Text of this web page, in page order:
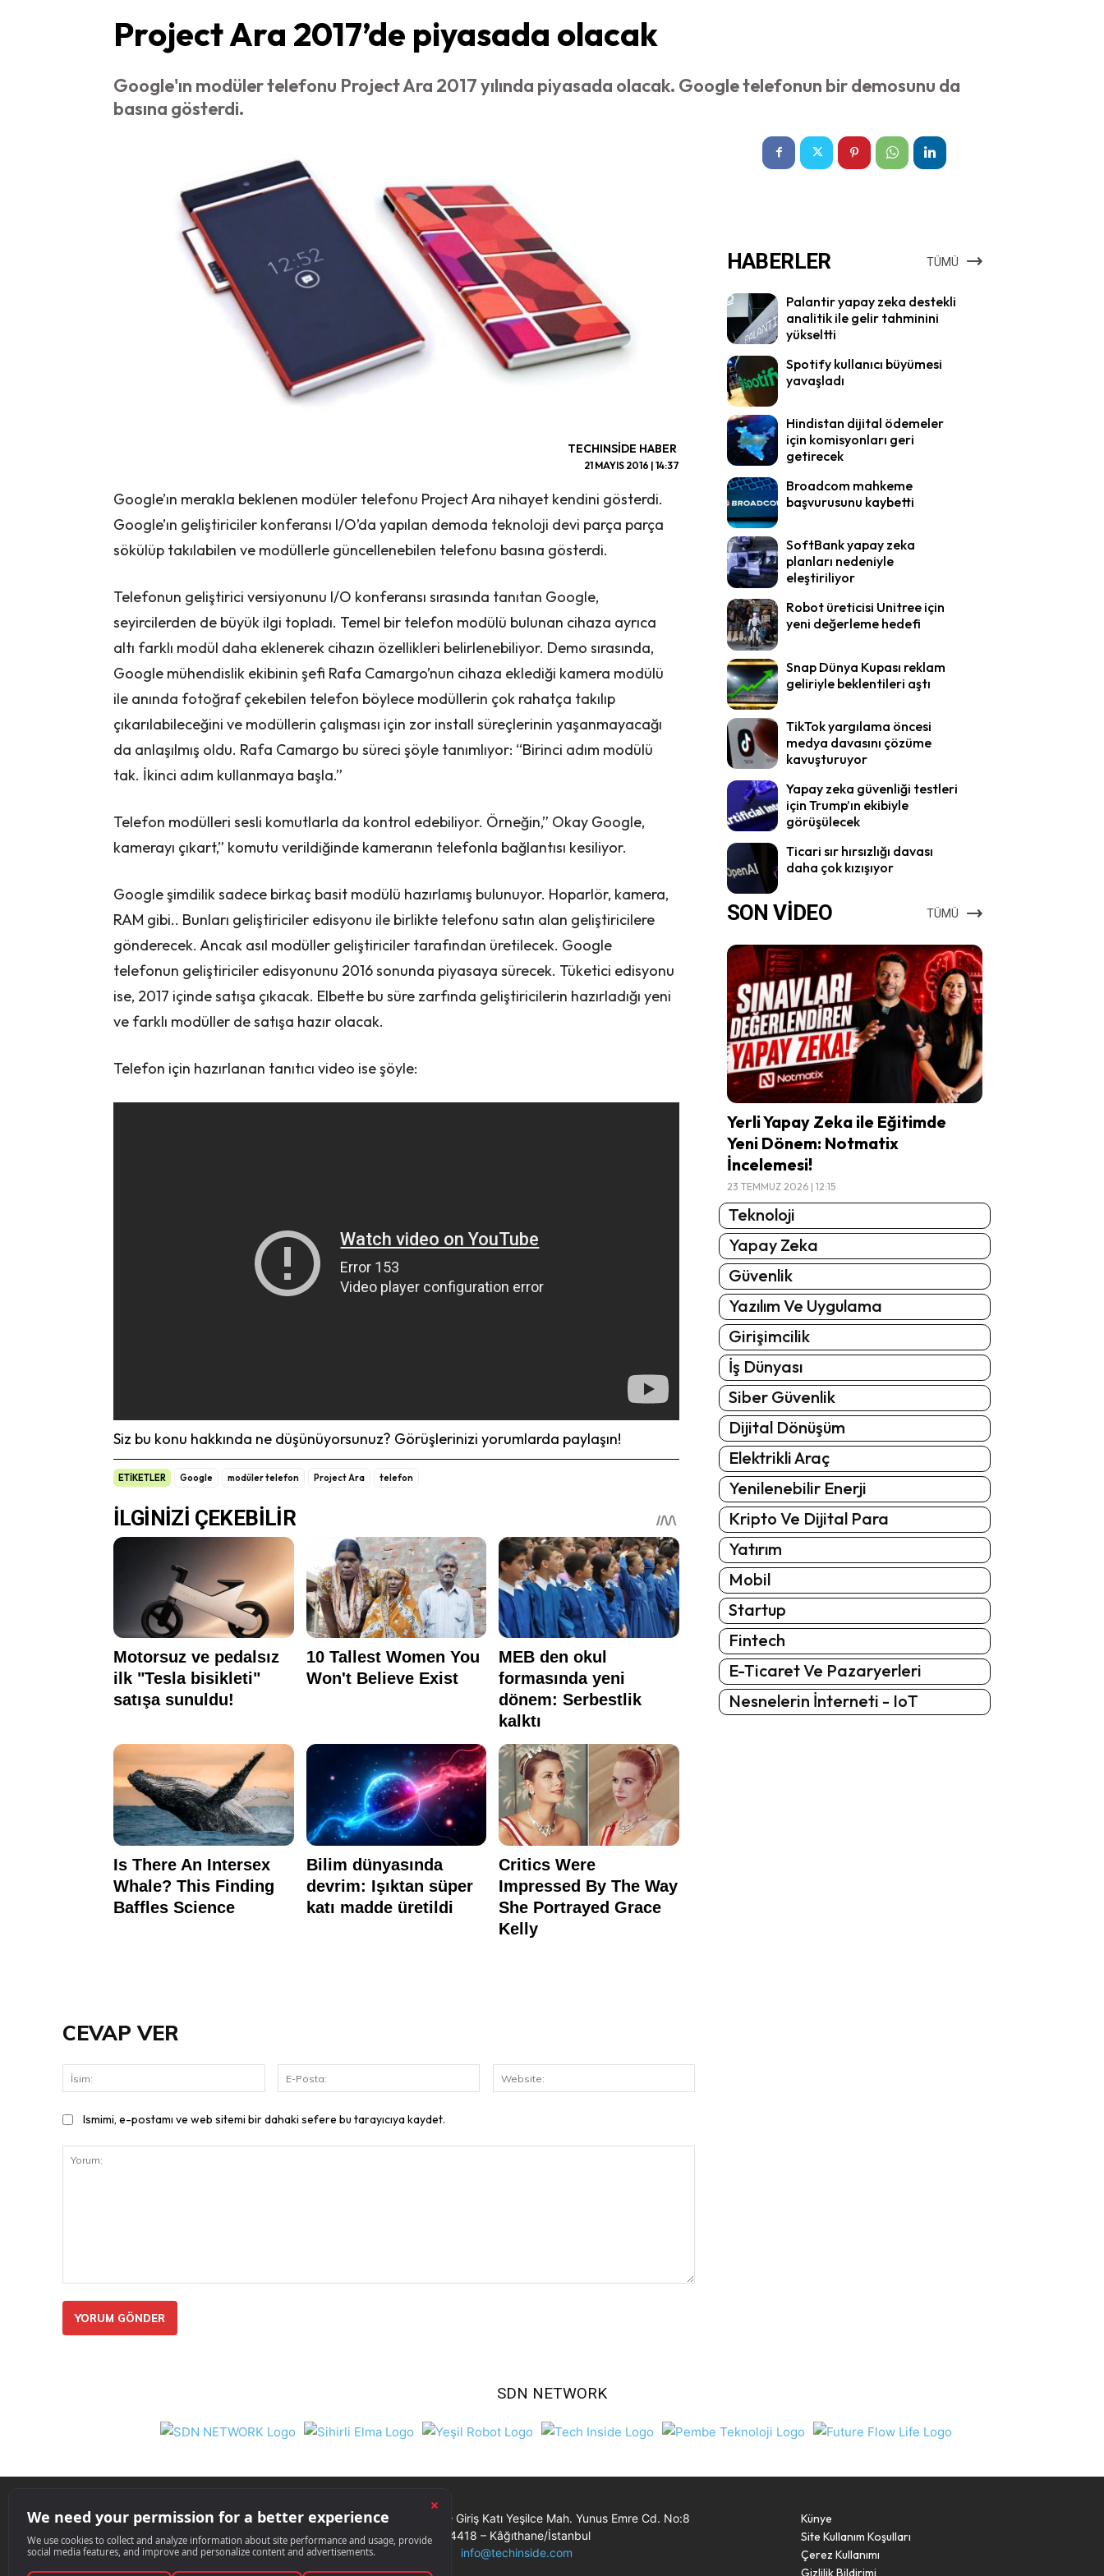
Project Ara 2017’de piyasada olacak
Google'ın modüler telefonu Project Ara 2017 yılında piyasada olacak. Google telefonun bir demosunu da
basına gösterdi.
TECHINSIDE HABER
21 MAYIS 2016 | 14:37
Google’ın merakla beklenen modüler telefonu Project Ara nihayet kendini gösterdi.
Google’ın geliştiriciler konferansı I/O’da yapılan demoda teknoloji devi parça parça
sökülüp takılabilen ve modüllerle güncellenebilen telefonu basına gösterdi.
Telefonun geliştirici versiyonunu I/O konferansı sırasında tanıtan Google,
seyircilerden de büyük ilgi topladı. Temel bir telefon modülü bulunan cihaza ayrıca
altı farklı modül daha eklenerek cihazın özellikleri belirlenebiliyor. Demo sırasında,
Google mühendislik ekibinin şefi Rafa Camargo’nun cihaza eklediği kamera modülü
ile anında fotoğraf çekebilen telefon böylece modüllerin çok rahatça takılıp
çıkarılabileceğini ve modüllerin çalışması için zor install süreçlerinin yaşanmayacağı
da anlaşılmış oldu. Rafa Camargo bu süreci şöyle tanımlıyor: “Birinci adım modülü
tak. İkinci adım kullanmaya başla.”
Telefon modülleri sesli komutlarla da kontrol edebiliyor. Örneğin,” Okay Google,
kamerayı çıkart,” komutu verildiğinde kameranın telefonla bağlantısı kesiliyor.
Google şimdilik sadece birkaç basit modülü hazırlamış bulunuyor. Hoparlör, kamera,
RAM gibi.. Bunları geliştiriciler edisyonu ile birlikte telefonu satın alan geliştiricilere
gönderecek. Ancak asıl modüller geliştiriciler tarafından üretilecek. Google
telefonun geliştiriciler edisyonunu 2016 sonunda piyasaya sürecek. Tüketici edisyonu
ise, 2017 içinde satışa çıkacak. Elbette bu süre zarfında geliştiricilerin hazırladığı yeni
ve farklı modüller de satışa hazır olacak.
Telefon için hazırlanan tanıtıcı video ise şöyle:
Siz bu konu hakkında ne düşünüyorsunuz? Görüşlerinizi yorumlarda paylaşın!
ETİKETLER Google modüler telefon Project Ara telefon
HABERLER TÜMÜ
Palantir yapay zeka destekli
analitik ile gelir tahminini
yükseltti
Spotify kullanıcı büyümesi
yavaşladı
Hindistan dijital ödemeler
için komisyonları geri
getirecek
Broadcom mahkeme
başvurusunu kaybetti
SoftBank yapay zeka
planları nedeniyle
eleştiriliyor
Robot üreticisi Unitree için
yeni değerleme hedefi
Snap Dünya Kupası reklam
geliriyle beklentileri aştı
TikTok yargılama öncesi
medya davasını çözüme
kavuşturuyor
Yapay zeka güvenliği testleri
için Trump’ın ekibiyle
görüşülecek
Ticari sır hırsızlığı davası
daha çok kızışıyor
SON VİDEO TÜMÜ
Yerli Yapay Zeka ile Eğitimde
Yeni Dönem: Notmatix
İncelemesi!
23 TEMMUZ 2026 | 12:15
Teknoloji
Yapay Zeka
Güvenlik
Yazılım Ve Uygulama
Girişimcilik
İş Dünyası
Siber Güvenlik
Dijital Dönüşüm
Elektrikli Araç
Yenilenebilir Enerji
Kripto Ve Dijital Para
Yatırım
Mobil
Startup
Fintech
E-Ticaret Ve Pazaryerleri
Nesnelerin İnterneti - IoT
CEVAP VER
Posta:
Ismimi, e-postamı ve web sitemi bir dahaki sefere bu tarayıcıya kaydet.
SDN NETWORK
Nil Ticaret Merkezi – Giriş Katı Yeşilce Mah. Yunus Emre Cd. No:8
34418 – Kâğıthane/İstanbul
info@techinside.com
Künye
Site Kullanım Koşulları
Çerez Kullanımı
Gizlilik Bildirimi